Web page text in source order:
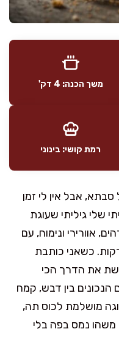
משך הכנה: 4 דק'
רמת קושי: בינוני
אבל אין לי זמן
שלי גיליתי שעוגת
אוורירי ונימוח, עם
כשאני כותבת
את הדרך הכי
בין דבש, קמח
מושלמת לכוס תה,
נמס בפה בלי